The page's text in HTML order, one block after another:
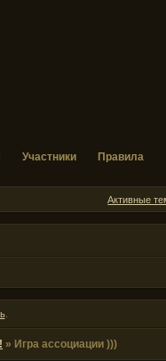
Участники Правила
Активные
.
» Игра ассоциации )))